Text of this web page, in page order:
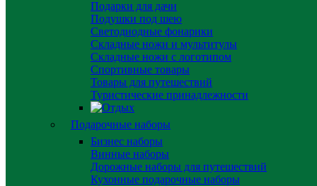
Подарки для дачи
Подушки под шею
Светодиодные фонарики
Складные ножи и мультитулы
Складные ножи с логотипом
Спортивные товары
Товары для путешествий
Туристические принадлежности
Подарочные наборы
Бизнес наборы
Винные наборы
Дорожные наборы для путешествий
Кухонные подарочные наборы